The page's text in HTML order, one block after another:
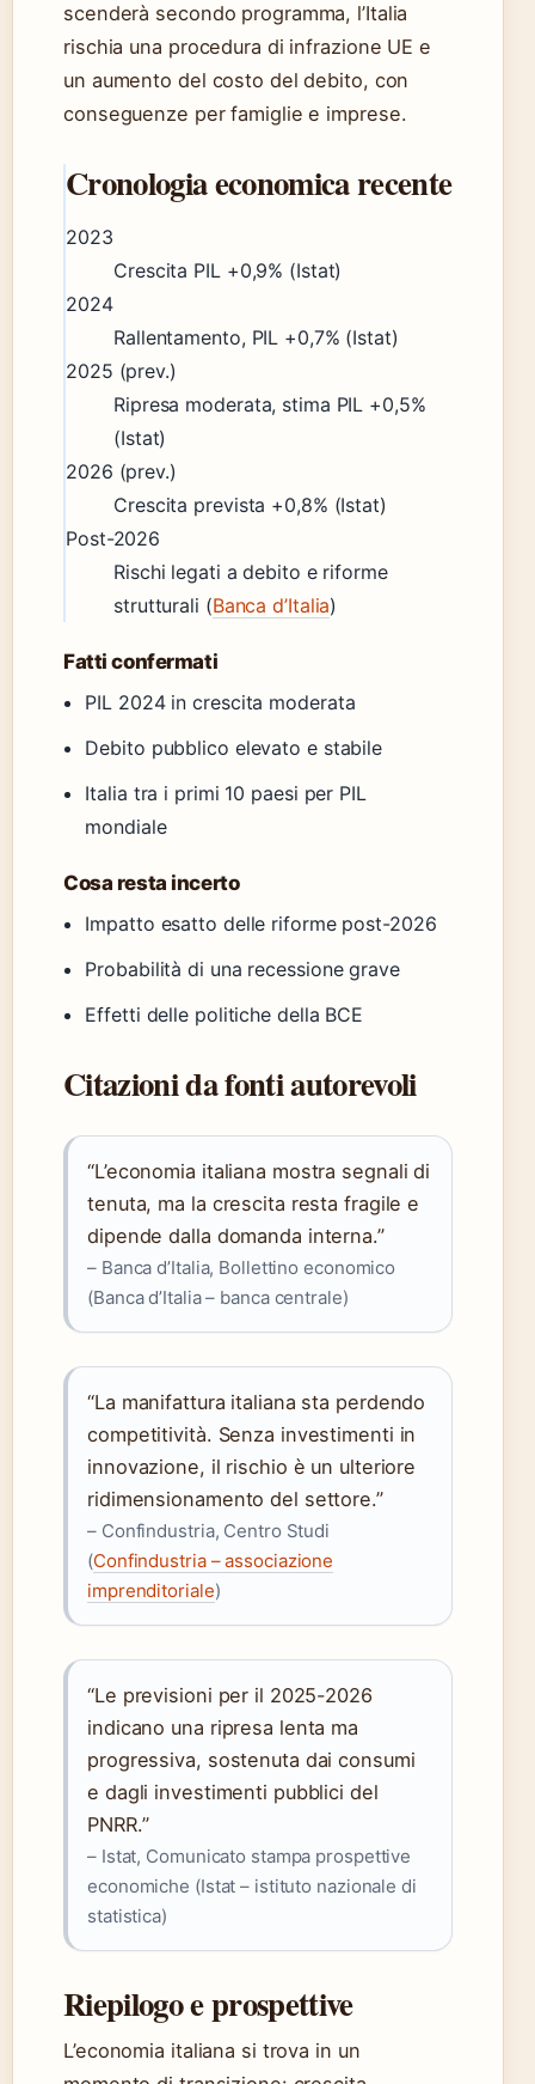
scenderà secondo programma, l’Italia
rischia una procedura di infrazione UE e
un aumento del costo del debito, con
conseguenze per famiglie e imprese.
Cronologia economica recente
2023
Crescita PIL +0,9% (Istat)
2024
Rallentamento, PIL +0,7% (Istat)
2025 (prev.)
Ripresa moderata, stima PIL +0,5%
(Istat)
2026 (prev.)
Crescita prevista +0,8% (Istat)
Post-2026
Rischi legati a debito e riforme
strutturali (Banca d’Italia)
Fatti confermati
PIL 2024 in crescita moderata
Debito pubblico elevato e stabile
Italia tra i primi 10 paesi per PIL
mondiale
Cosa resta incerto
Impatto esatto delle riforme post-2026
Probabilità di una recessione grave
Effetti delle politiche della BCE
Citazioni da fonti autorevoli
“L’economia italiana mostra segnali di
tenuta, ma la crescita resta fragile e
dipende dalla domanda interna.”
– Banca d’Italia, Bollettino economico
(Banca d’Italia – banca centrale)
“La manifattura italiana sta perdendo
competitività. Senza investimenti in
innovazione, il rischio è un ulteriore
ridimensionamento del settore.”
– Confindustria, Centro Studi
(Confindustria – associazione
imprenditoriale)
“Le previsioni per il 2025-2026
indicano una ripresa lenta ma
progressiva, sostenuta dai consumi
e dagli investimenti pubblici del
PNRR.”
– Istat, Comunicato stampa prospettive
economiche (Istat – istituto nazionale di
statistica)
Riepilogo e prospettive
L’economia italiana si trova in un